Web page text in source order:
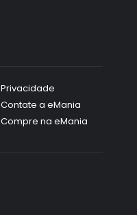
Privacidade
Contate a eMania
Compre na eMania